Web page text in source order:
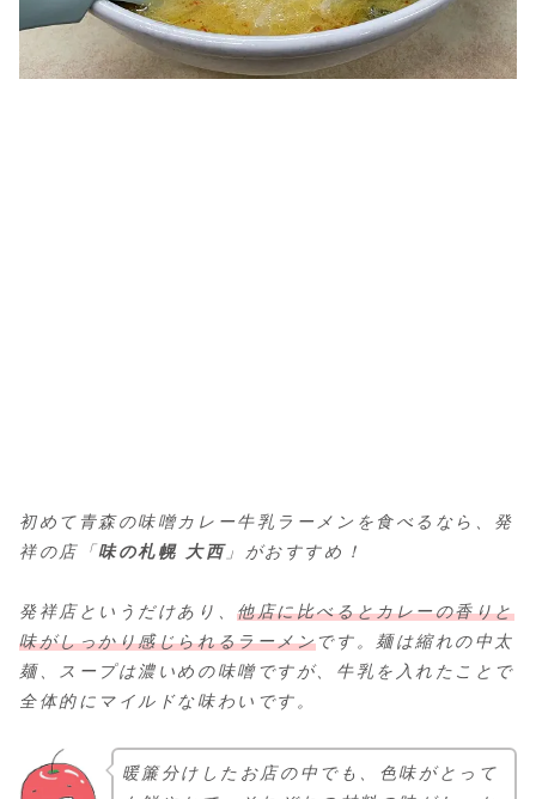
初めて青森の味噌カレー牛乳ラーメンを食べるなら、発
祥の店「 味の札幌 大西」がおすすめ！
発祥店というだけあり、他店に比べるとカレーの香りと
味がしっかり感じられるラーメンです。麺は縮れの中太
麺、スープは濃いめの味噌ですが、牛乳を入れたことで
全体的にマイルドな味わいです。
暖簾分けしたお店の中でも、色味がとって